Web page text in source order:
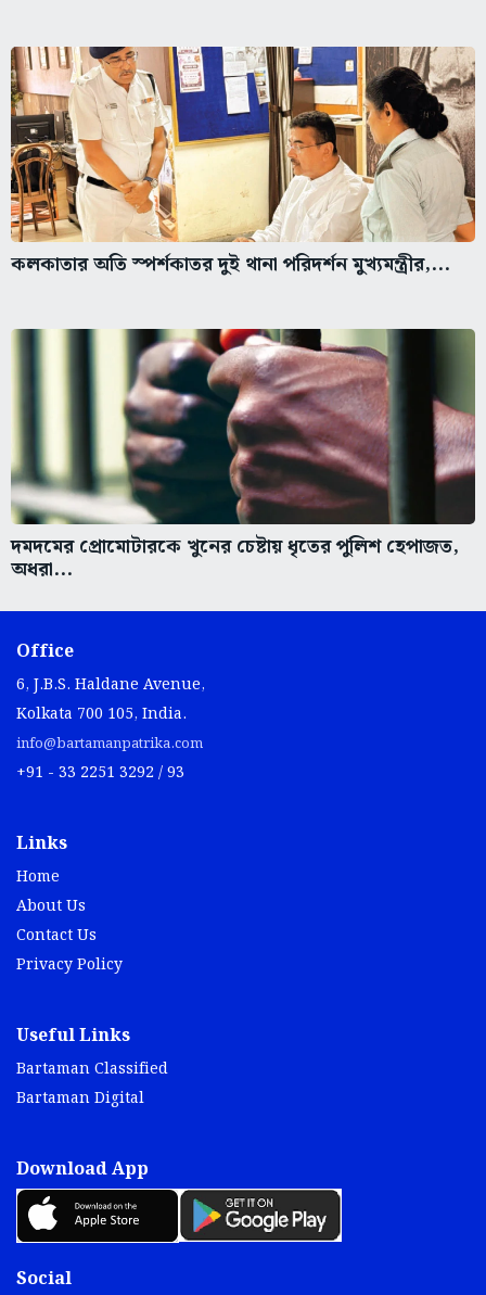
কলকাতার অতি স্পর্শকাতর দুই থানা পরিদর্শন মুখ্যমন্ত্রীর,...
দমদমের প্রোমোটারকে খুনের চেষ্টায় ধৃতের পুলিশ হেপাজত,
অধরা...
Office
6, J.B.S. Haldane Avenue,
Kolkata 700 105, India.
info@bartamanpatrika.com
+91 - 33 2251 3292 / 93
Links
Home
About Us
Contact Us
Privacy Policy
Useful Links
Bartaman Classified
Bartaman Digital
Download App
Social